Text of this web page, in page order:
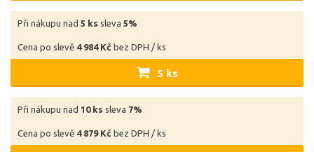
Při nákupu nad 5 ks sleva 5%
Cena po slevě 4 984 Kč bez DPH / ks
5 ks
Při nákupu nad 10 ks sleva 7%
Cena po slevě 4 879 Kč bez DPH / ks